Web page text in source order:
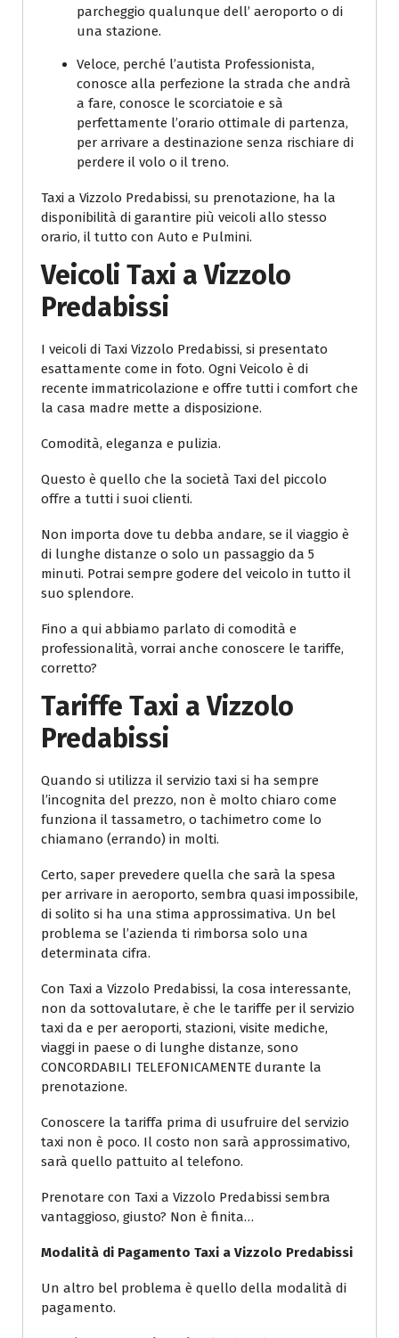
parcheggio qualunque dell’ aeroporto o di
una stazione.
Veloce, perché l’autista Professionista,
conosce alla perfezione la strada che andrà
a fare, conosce le scorciatoie e sà
perfettamente l’orario ottimale di partenza,
per arrivare a destinazione senza rischiare di
perdere il volo o il treno.
Taxi a Vizzolo Predabissi, su prenotazione, ha la
disponibilità di garantire più veicoli allo stesso
orario, il tutto con Auto e Pulmini.
Veicoli Taxi a Vizzolo
Predabissi
I veicoli di Taxi Vizzolo Predabissi, si presentato
esattamente come in foto. Ogni Veicolo è di
recente immatricolazione e offre tutti i comfort che
la casa madre mette a disposizione.
Comodità, eleganza e pulizia.
Questo è quello che la società Taxi del piccolo
offre a tutti i suoi clienti.
Non importa dove tu debba andare, se il viaggio è
di lunghe distanze o solo un passaggio da 5
minuti. Potrai sempre godere del veicolo in tutto il
suo splendore.
Fino a qui abbiamo parlato di comodità e
professionalità, vorrai anche conoscere le tariffe,
corretto?
Tariffe Taxi a Vizzolo
Predabissi
Quando si utilizza il servizio taxi si ha sempre
l’incognita del prezzo, non è molto chiaro come
funziona il tassametro, o tachimetro come lo
chiamano (errando) in molti.
Certo, saper prevedere quella che sarà la spesa
per arrivare in aeroporto, sembra quasi impossibile,
di solito si ha una stima approssimativa. Un bel
problema se l’azienda ti rimborsa solo una
determinata cifra.
Con Taxi a Vizzolo Predabissi, la cosa interessante,
non da sottovalutare, è che le tariffe per il servizio
taxi da e per aeroporti, stazioni, visite mediche,
viaggi in paese o di lunghe distanze, sono
CONCORDABILI TELEFONICAMENTE durante la
prenotazione.
Conoscere la tariffa prima di usufruire del servizio
taxi non è poco. Il costo non sarà approssimativo,
sarà quello pattuito al telefono.
Prenotare con Taxi a Vizzolo Predabissi sembra
vantaggioso, giusto? Non è finita…
Modalità di Pagamento Taxi a Vizzolo Predabissi
Un altro bel problema è quello della modalità di
pagamento.